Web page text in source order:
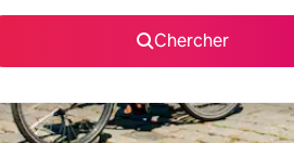
Chercher